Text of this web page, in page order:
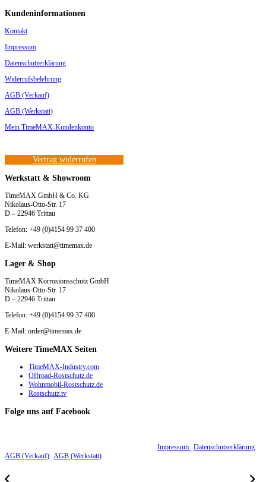
Kundeninformationen
Kontakt
Impressum
Datenschutzerklärung
Widerrufsbelehrung
AGB (Verkauf)
AGB (Werkstatt)
Mein TimeMAX-Kundenkonto
Vertrag widerrufen
Werkstatt & Showroom
TimeMAX GmbH & Co. KG
Nikolaus-Otto-Str. 17
D – 22946 Trittau
Telefon: +49 (0)4154 99 37 400
E-Mail: werkstatt@timemax.de
Lager & Shop
TimeMAX Korrosionsschutz GmbH
Nikolaus-Otto-Str. 17
D – 22946 Trittau
Telefon: +49 (0)4154 99 37 400
E-Mail: order@timemax.de
Weitere TimeMAX Seiten
TimeMAX-Industry.com
Offroad-Rostschutz.de
Wohnmobil-Rostschutz.de
Rostschutz.tv
Folge uns auf Facebook
Impressum Datenschutzerklärung
AGB (Verkauf) AGB (Werkstatt)